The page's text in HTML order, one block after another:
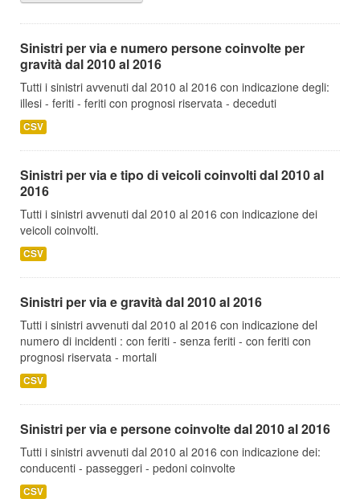
Sinistri per via e numero persone coinvolte per
gravità dal 2010 al 2016
Tutti i sinistri avvenuti dal 2010 al 2016 con indicazione degli:
illesi - feriti - feriti con prognosi riservata - deceduti
CSV
Sinistri per via e tipo di veicoli coinvolti dal 2010 al
2016
Tutti i sinistri avvenuti dal 2010 al 2016 con indicazione dei
veicoli coinvolti.
CSV
Sinistri per via e gravità dal 2010 al 2016
Tutti i sinistri avvenuti dal 2010 al 2016 con indicazione del
numero di incidenti : con feriti - senza feriti - con feriti con
prognosi riservata - mortali
CSV
Sinistri per via e persone coinvolte dal 2010 al 2016
Tutti i sinistri avvenuti dal 2010 al 2016 con indicazione dei:
conducenti - passeggeri - pedoni coinvolte
CSV